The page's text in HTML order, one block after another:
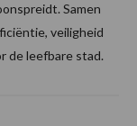
Samen
veiligheid
de leefbare stad.